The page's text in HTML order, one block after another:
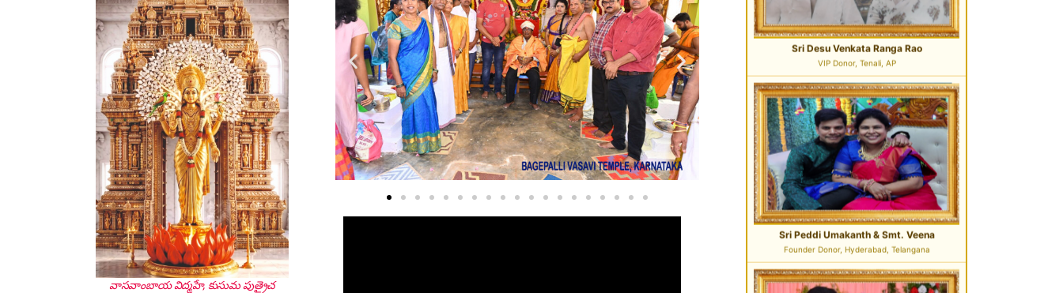
వాసవాంబాయ విద్మహే, కుసుమ పుత్రైచ
Sri Peddi Umakanth & Smt. Veena
Founder Donor, Hyderabad, Telangana
Sri Pavan Gupta
VIP Donor & TG State President, Hyderabad